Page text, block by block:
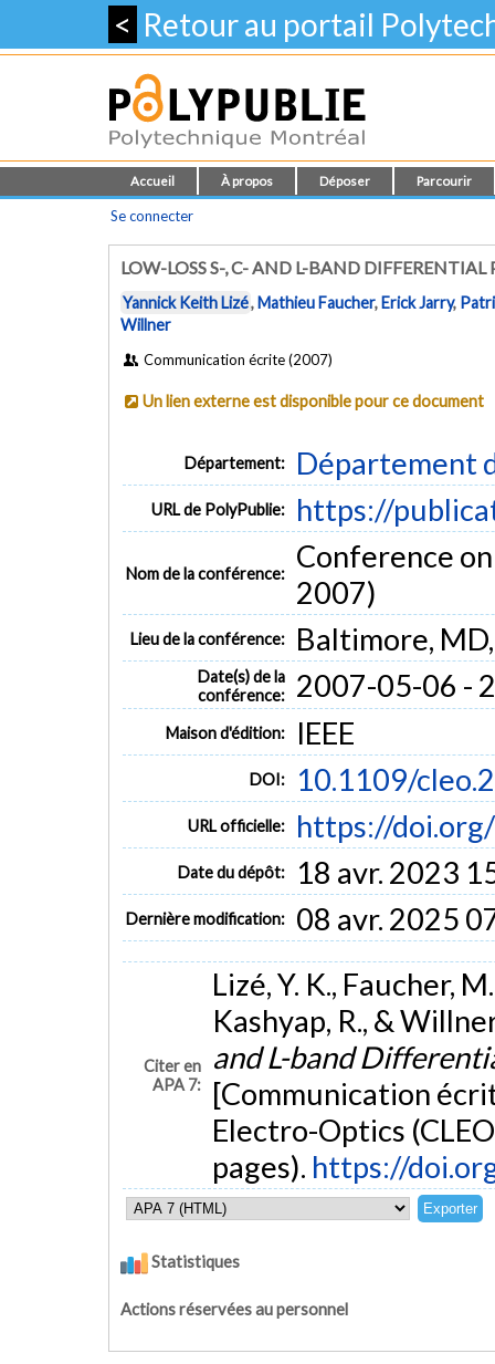
< Retour au portail
Accueil À propos Déposer Parcourir
Se connecter
LOW-LOSS S-, C- AND L-BAND
Yannick Keith Lizé,Mathieu Faucher,Erick Jarry,
Willner
Communication écrite (2007)
Un lien externe est disponible pour ce document
Département: Département
URL de PolyPublie: https://
Nom de la conférence:
Conference
2007)
Lieu de la conférence: Baltimore,
Date(s) de la
conférence:
2007-05-06 -
Maison d'édition: IEEE
DOI: 10.1109/
URL officielle: https://
Date du dépôt: 18 avr. 2023
Dernière modification: 08 avr. 2025
Citer en
APA 7:
Lizé, Y. K., Faucher,
Kashyap, R., &
and L-band
[Communication
Electro-Optics
pages). https://
Statistiques
Actions réservées au personnel